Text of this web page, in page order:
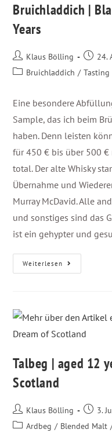
Bruichladdich |
Years
Klaus Bölling
24.
Bruichladdich / Tasting
Eine besondere
Sample, das ich beim
haben. Denn leisten
für 450 € bis über 500 €
total. Der alte Whisky
Übernahme und
Murray McDavid. Alle
und sonstiges sind das
ist ein gehypter und
Weiterlesen
Talbeg | aged 12
Scotland
Klaus Bölling
3.
Ardbeg / Blended Malt